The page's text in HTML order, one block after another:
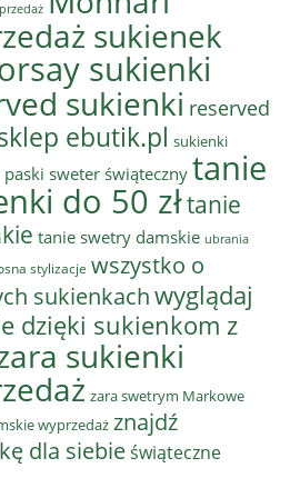
sukienek
sukienki
sukienki reserved
ebutik.pl sukienki
sweter świątecznytanie
do 50 złtanie
tanie swetry damskie ubrania
stylizacje wszystko o
sukienkachwyglądaj
dzięki sukienkom z
sukienki
zara swetrym Markowe
wyprzedaż znajdź
dla siebieświąteczne